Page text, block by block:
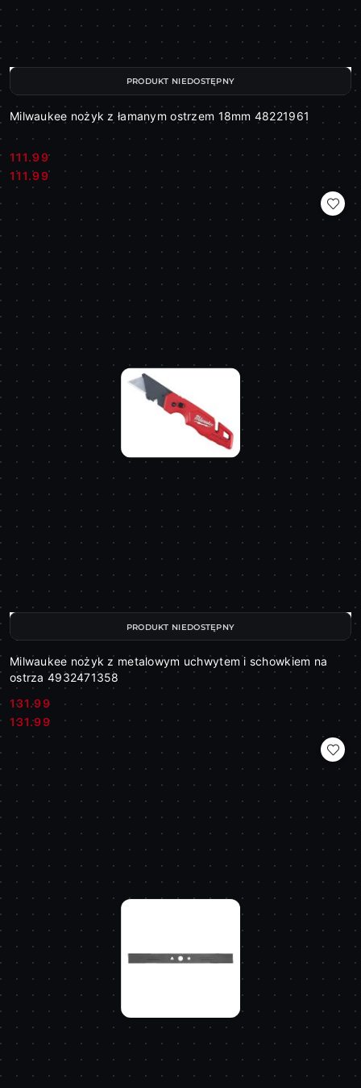
Milwaukee nożyk z łamanym ostrzem 18mm 48221961
Cena:
111.99
Cena:
111.99
PRODUKT NIEDOSTĘPNY
Milwaukee nożyk z metalowym uchwytem i schowkiem na
ostrza 4932471358
Cena:
131.99
Cena:
131.99
PRODUKT NIEDOSTĘPNY